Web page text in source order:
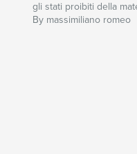
gli stati proibiti della
By massimiliano romeo